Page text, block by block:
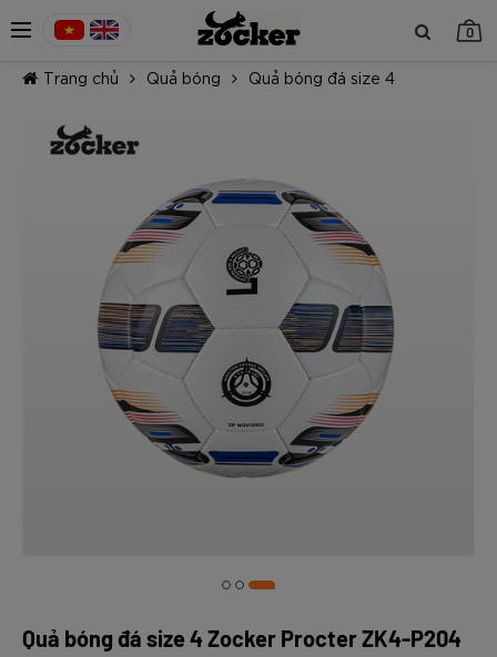
0
TIẾP TỤC MUA HÀNG
Trang chủ Quả bóng Quả bóng đá size 4
Quả bóng đá size 4 Zocker Procter ZK4-P204